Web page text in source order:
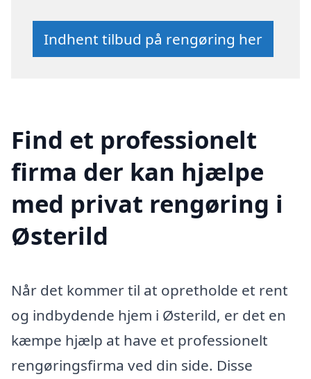
Indhent tilbud på rengøring her
Find et professionelt
firma der kan hjælpe
med privat rengøring i
Østerild
Når det kommer til at opretholde et rent
og indbydende hjem i Østerild, er det en
kæmpe hjælp at have et professionelt
rengøringsfirma ved din side. Disse